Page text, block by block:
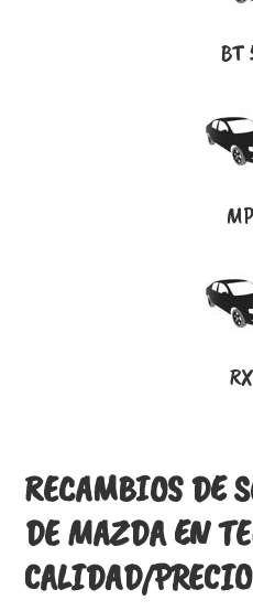
BT
RECAMBIOS DE
DE MAZDA EN
CALIDAD/PRECIO